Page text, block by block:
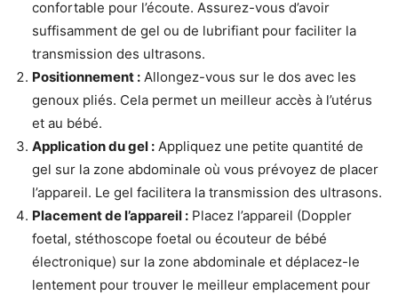
confortable pour l’écoute. Assurez-vous d’avoir
suffisamment de gel ou de lubrifiant pour faciliter la
transmission des ultrasons.
Positionnement : Allongez-vous sur le dos avec les
genoux pliés. Cela permet un meilleur accès à l’utérus
et au bébé.
Application du gel : Appliquez une petite quantité de
gel sur la zone abdominale où vous prévoyez de placer
l’appareil. Le gel facilitera la transmission des ultrasons.
Placement de l’appareil : Placez l’appareil (Doppler
foetal, stéthoscope foetal ou écouteur de bébé
électronique) sur la zone abdominale et déplacez-le
lentement pour trouver le meilleur emplacement pour